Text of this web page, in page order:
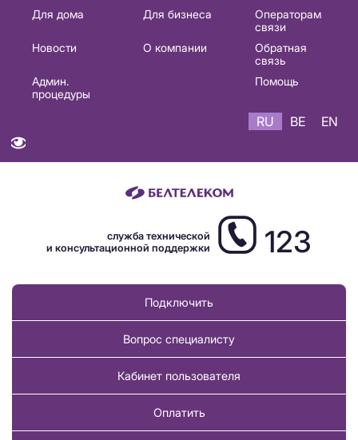
Основная
навигация
Для дома Для бизнеса
Операторам
связи
Новости
О компании
Обратная
связь
Админ.
процедуры
Помощь
RU BE EN
служба технической
и консультационной поддержки
123
Подключить
Вопрос специалисту
Кабинет пользователя
Оплатить